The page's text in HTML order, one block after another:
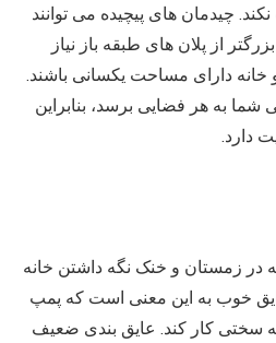
چیدمان های پیچیده می توانند
از پلان های طبقه باز نیاز
خانه دارای مساحت یکسانی باشند.
به هر فضایی برسد، بنابراین
دارد.
در زمستان و خنک نگه داشتن خانه
خوب به این معنی است که پمپ
سختی کار کند. عایق بندی ضعیف